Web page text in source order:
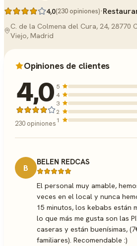
4,0(230 opiniones)·
C. de la Colmena del Cura, 24, 28770
Viejo, Madrid
Opiniones de clientes
4,0
230 opiniones
5
4
3
2
1
B
BELEN REDCAS
El personal muy amable,
veces en el local y nunca
15 minutos, los kebabs están
lo que más me gusta son las
caseras y están buenísimas,
familiares). Recomendable :)